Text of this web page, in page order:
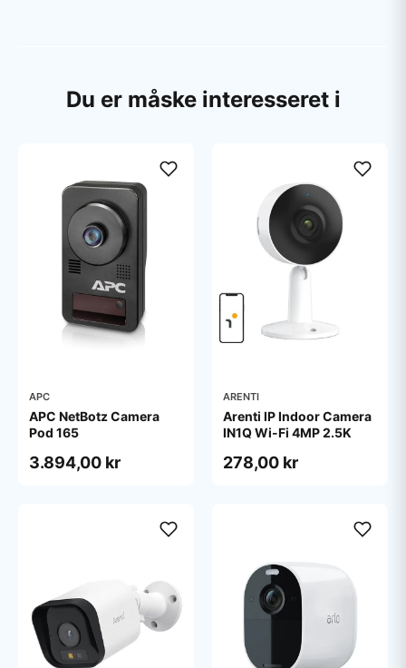
Du er måske interesseret i
APC
APC NetBotz Camera
Pod 165
3.894,00 kr
ARENTI
Arenti IP Indoor Camera
IN1Q Wi-Fi 4MP 2.5K
278,00 kr